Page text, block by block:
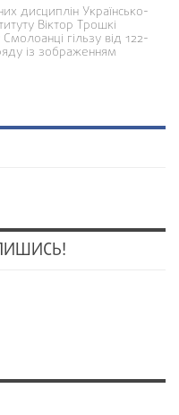
дисциплін Українсько-
Віктор Трошкі
гільзу від 122-
із зображенням